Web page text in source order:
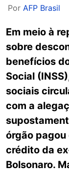
Por AFP Brasil
Em meio à
sobre
benefícios
Social
sociais
com a
órgão
crédito da
Bolsonaro.